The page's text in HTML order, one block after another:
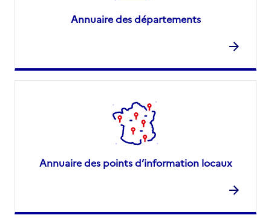
Annuaire des départements
Annuaire des points d’information locaux